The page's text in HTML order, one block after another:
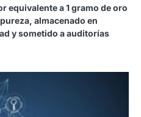
equivalente a 1 gramo de oro
almacenado en
y sometido a auditorías